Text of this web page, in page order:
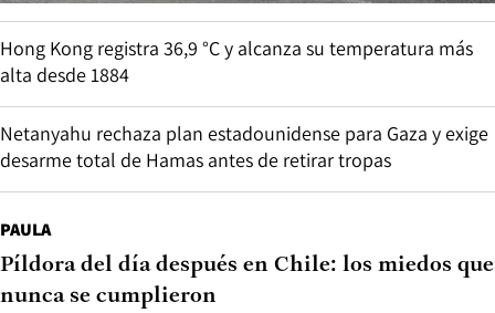
Hong Kong registra 36,9 °C y alcanza su temperatura más
alta desde 1884
Netanyahu rechaza plan estadounidense para Gaza y exige
desarme total de Hamas antes de retirar tropas
PAULA
Píldora del día después en Chile: los miedos que
nunca se cumplieron